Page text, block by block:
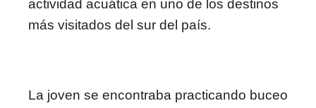
actividad acuática en uno de los destinos
más visitados del sur del país.
La joven se encontraba practicando buceo